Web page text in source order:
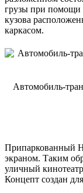
грузы при помощи
кузова
каркасом.
Автомобиль-
Припаркованный
экраном. Таким
уличный
Концепт создан